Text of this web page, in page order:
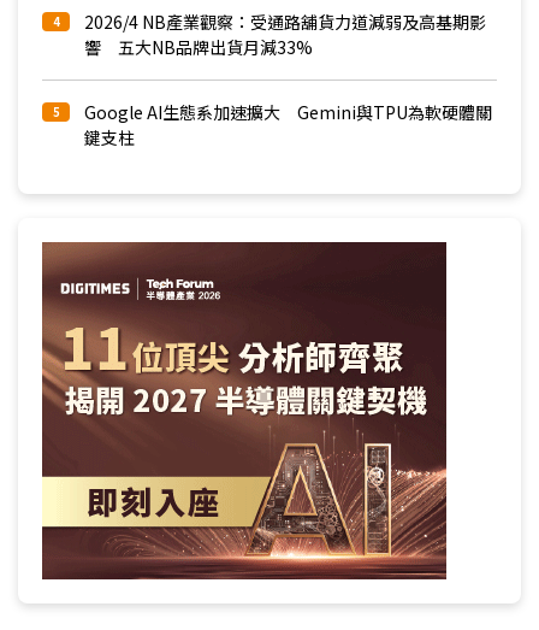
4
2026/4 NB產業觀察：受通路舖貨力道減弱及高基期影
響 五大NB品牌出貨月減33%
5
Google AI生態系加速擴大 Gemini與TPU為軟硬體關
鍵支柱